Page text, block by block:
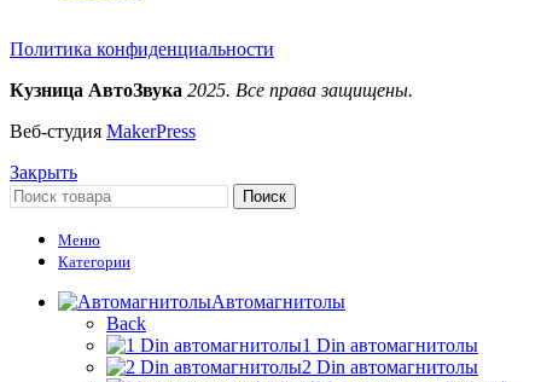
Политика конфиденциальности
Кузница АвтоЗвука 2025. Все права защищены.
Веб-студия MakerPress
Закрыть
Поиск
Меню
Категории
Автомагнитолы
Back
1 Din автомагнитолы
2 Din автомагнитолы